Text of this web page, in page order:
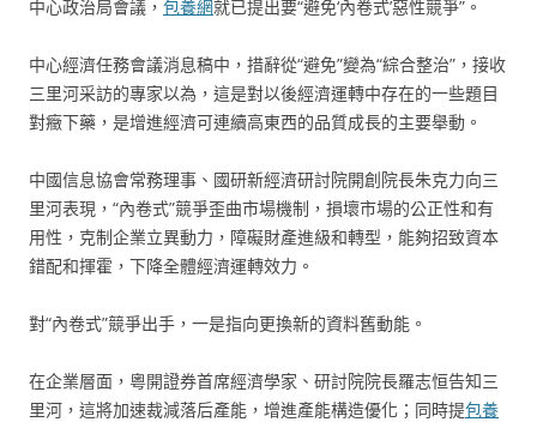
中心政治局會議， 包養網就已提出要“避免‘內卷式’惡性競爭”。
中心經濟任務會議消息稿中，措辭從“避免”變為“綜合整治”，接收
三里河采訪的專家以為，這是對以後經濟運轉中存在的一些題目
對癥下藥，是增進經濟可連續高東西的品質成長的主要舉動。
中國信息協會常務理事、國研新經濟研討院開創院長朱克力向三
里河表現，“內卷式”競爭歪曲市場機制，損壞市場的公正性和有
用性，克制企業立異動力，障礙財產進級和轉型，能夠招致資本
錯配和揮霍，下降全體經濟運轉效力。
對“內卷式”競爭出手，一是指向更換新的資料舊動能。
在企業層面，粵開證券首席經濟學家、研討院院長羅志恒告知三
里河，這將加速裁減落后產能，增進產能構造優化；同時提包養